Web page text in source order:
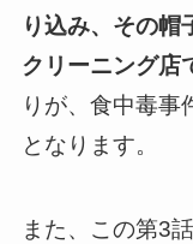
り込み、その帽
クリーニング店
りが、食中毒事
となります。
また、この第3